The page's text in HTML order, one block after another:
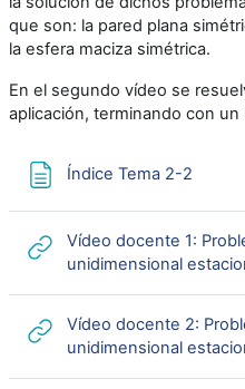
que son: la pared plana
la esfera maciza simétrica.
En el segundo vídeo se
aplicación, terminando con
Índice Tema 2-2
Vídeo docente 1:
unidimensional
Vídeo docente 2:
unidimensional